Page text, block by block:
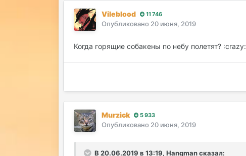
Vileblood 11 746
Опубликовано 20 июня, 2019
Когда горящие собакены по небу полетят? :crazy:
Murzick 5 933
Опубликовано 20 июня, 2019
В 20.06.2019 в 13:19, Hangman сказал: